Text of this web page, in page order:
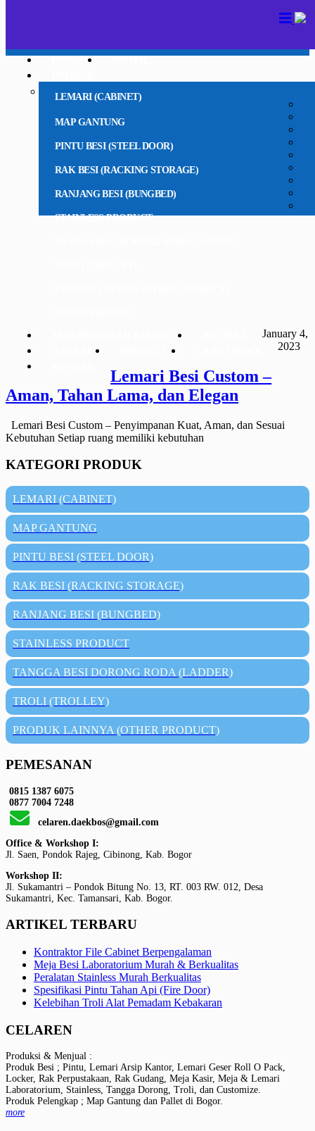
LEMARI (CABINET)
MAP GANTUNG
PINTU BESI (STEEL DOOR)
RAK BESI (RACKING STORAGE)
RANJANG BESI (BUNGBED)
STAINLESS PRODUCT
January 4,
2023
Lemari Besi Custom –
Aman, Tahan Lama, dan Elegan
Lemari Besi Custom – Penyimpanan Kuat, Aman, dan Sesuai
Kebutuhan Setiap ruang memiliki kebutuhan
KATEGORI PRODUK
LEMARI (CABINET)
MAP GANTUNG
PINTU BESI (STEEL DOOR)
RAK BESI (RACKING STORAGE)
RANJANG BESI (BUNGBED)
STAINLESS PRODUCT
TANGGA BESI DORONG RODA (LADDER)
TROLI (TROLLEY)
PRODUK LAINNYA (OTHER PRODUCT)
PEMESANAN
0815 1387 6075
0877 7004 7248
celaren.daekbos@gmail.com
Office & Workshop I:
Jl. Saen, Pondok Rajeg, Cibinong, Kab. Bogor
Workshop II:
Jl. Sukamantri – Pondok Bitung No. 13, RT. 003 RW. 012, Desa
Sukamantri, Kec. Tamansari, Kab. Bogor.
ARTIKEL TERBARU
Kontraktor File Cabinet Berpengalaman
Meja Besi Laboratorium Murah & Berkualitas
Peralatan Stainless Murah Berkualitas
Spesifikasi Pintu Tahan Api (Fire Door)
Kelebihan Troli Alat Pemadam Kebakaran
CELAREN
Produksi & Menjual :
Produk Besi ; Pintu, Lemari Arsip Kantor, Lemari Geser Roll O Pack,
Locker, Rak Perpustakaan, Rak Gudang, Meja Kasir, Meja & Lemari
Laboratorium, Stainless, Tangga Dorong, Troli, dan Customize.
Produk Pelengkap ; Map Gantung dan Pallet di Bogor.
more